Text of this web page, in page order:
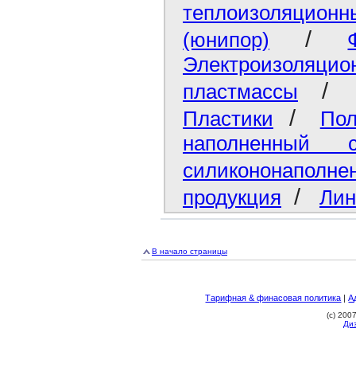
(юнипор)
/
пластмассы
Пластики /
наполненный
продукция /
В начало страницы
Тарифная & финасовая политика |
(c)